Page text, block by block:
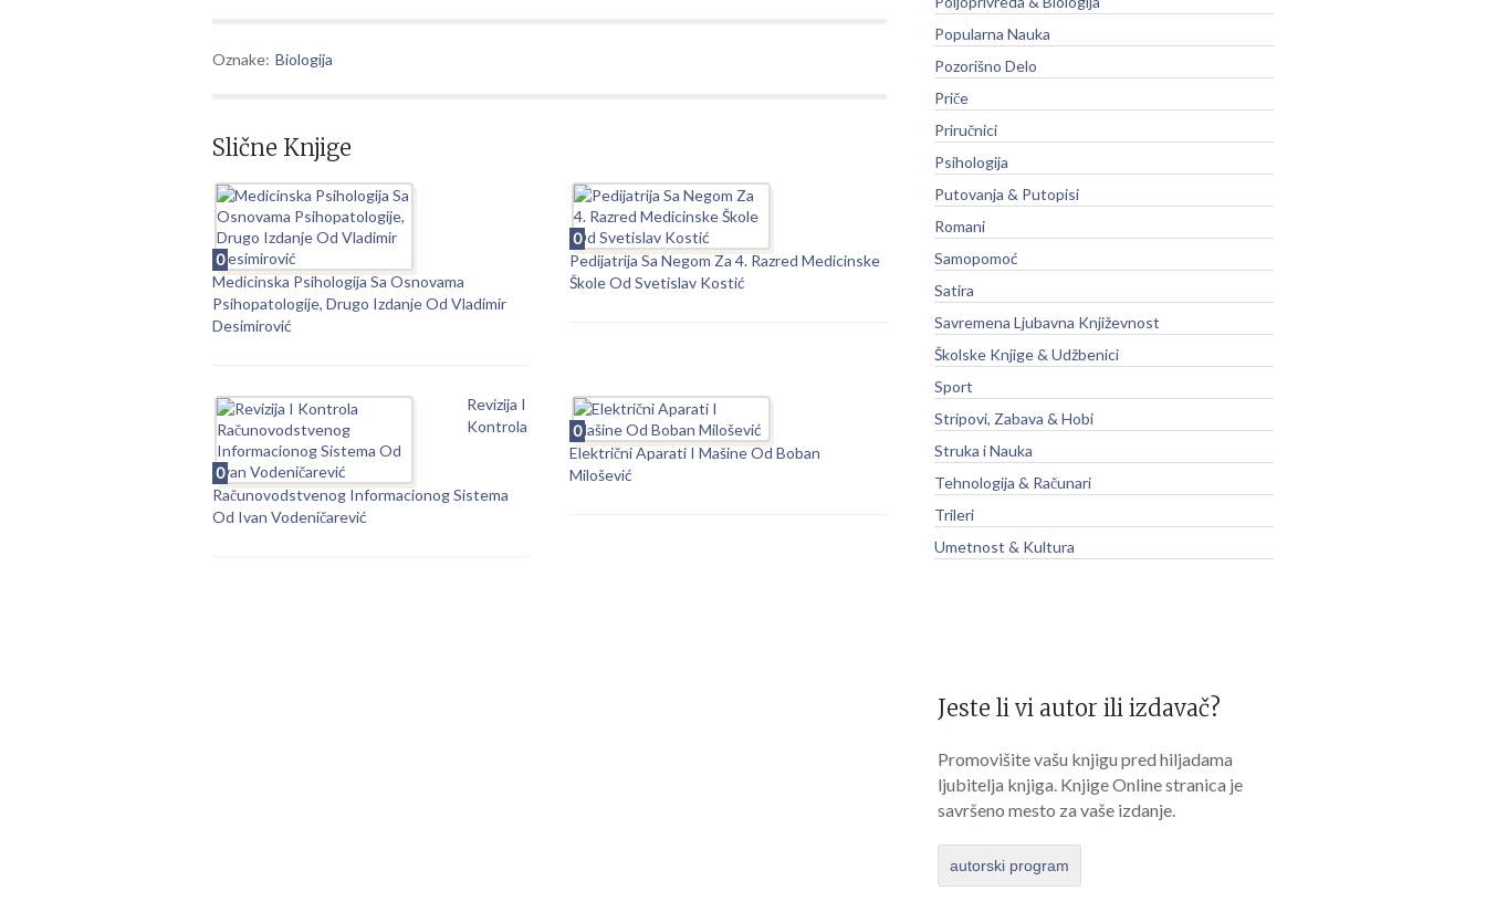
Oznake: Biologija
Slične Knjige
0
Medicinska Psihologija Sa Osnovama
Psihopatologije, Drugo Izdanje Od Vladimir
Desimirović
0
Pedijatrija Sa Negom Za 4. Razred Medicinske
Škole Od Svetislav Kostić
0
Revizija I
Kontrola
Računovodstvenog Informacionog Sistema
Od Ivan Vodeničarević
0
Električni Aparati I Mašine Od Boban
Milošević
Popularna Nauka
Pozorišno Delo
Priče
Priručnici
Psihologija
Putovanja & Putopisi
Romani
Samopomoć
Satira
Savremena Ljubavna Književnost
Školske Knjige & Udžbenici
Sport
Stripovi, Zabava & Hobi
Struka i Nauka
Tehnologija & Računari
Trileri
Umetnost & Kultura
Jeste li vi autor ili izdavač?
Promovišite vašu knjigu pred hiljadama
ljubitelja knjiga. Knjige Online stranica je
savršeno mesto za vaše izdanje.
autorski program